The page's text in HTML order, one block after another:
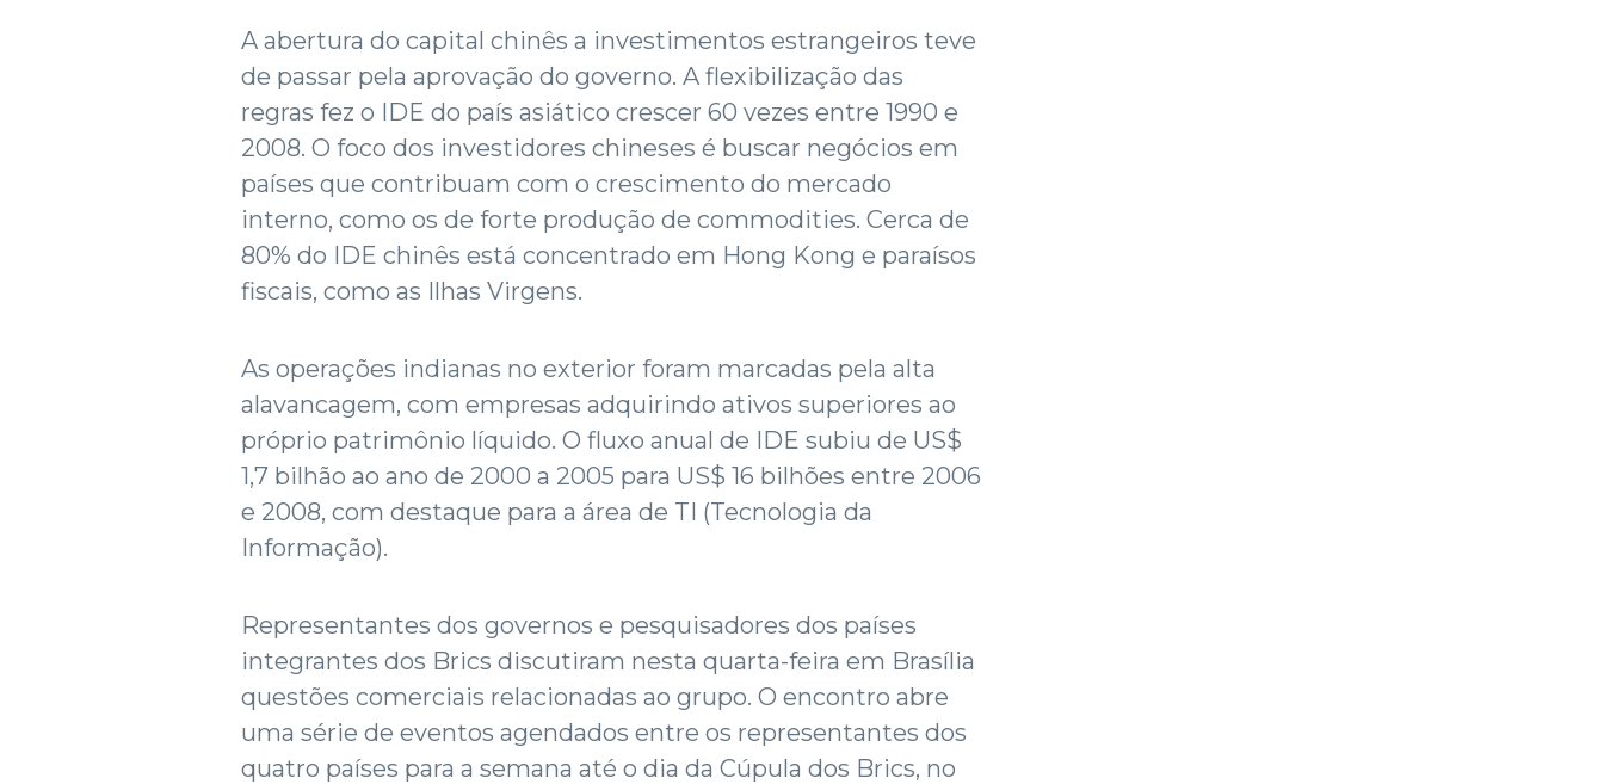
A abertura do capital chinês a investimentos estrangeiros teve
de passar pela aprovação do governo. A flexibilização das
regras fez o IDE do país asiático crescer 60 vezes entre 1990 e
2008. O foco dos investidores chineses é buscar negócios em
países que contribuam com o crescimento do mercado
interno, como os de forte produção de commodities. Cerca de
80% do IDE chinês está concentrado em Hong Kong e paraísos
fiscais, como as Ilhas Virgens.
As operações indianas no exterior foram marcadas pela alta
alavancagem, com empresas adquirindo ativos superiores ao
próprio patrimônio líquido. O fluxo anual de IDE subiu de US$
1,7 bilhão ao ano de 2000 a 2005 para US$ 16 bilhões entre 2006
e 2008, com destaque para a área de TI (Tecnologia da
Informação).
Representantes dos governos e pesquisadores dos países
integrantes dos Brics discutiram nesta quarta-feira em Brasília
questões comerciais relacionadas ao grupo. O encontro abre
uma série de eventos agendados entre os representantes dos
quatro países para a semana até o dia da Cúpula dos Brics, no